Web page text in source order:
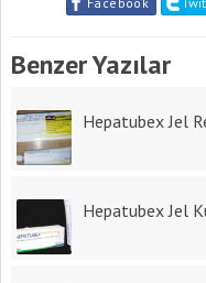
Benzer Yazılar
Hepatubex Jel
Hepatubex Jel